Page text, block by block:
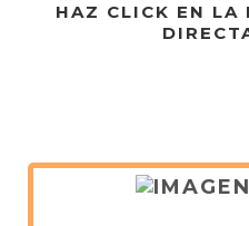
HAZ CLICK EN LA